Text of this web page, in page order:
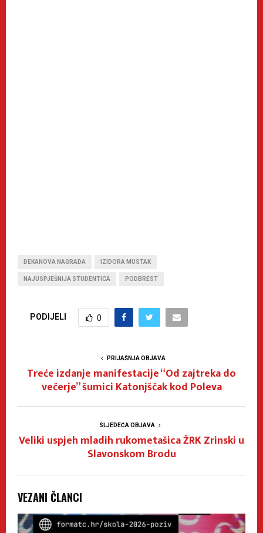
DEKANOVA NAGRADA IZIDORA MUSTAK
NAJUSPJEŠNIJA STUDENTICA PODBREST
PODIJELI 0
PRIJAŠNJA OBJAVA
Treće izdanje manifestacije “Od zajtreka do
večerje” šumici Katonjščak kod Poleva
SLJEDEĆA OBJAVA
Veliki uspjeh mladih rukometašica ŽRK Zrinski u
Slavonskom Brodu
VEZANI ČLANCI